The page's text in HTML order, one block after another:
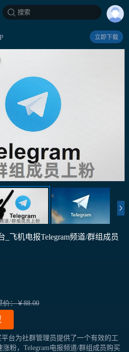
搜索
立即下载
_飞机电报Telegram频道/群组成员
价：￥88.00
台为社群管理员提供了一个有效的工
粉，Telegram电报频道/群组成员购买